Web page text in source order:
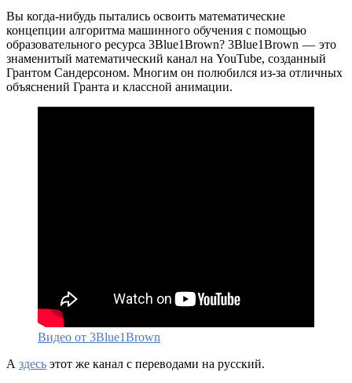
Вы когда-нибудь пытались освоить математические
концепции алгоритма машинного обучения с помощью
образовательного ресурса 3Blue1Brown? 3Blue1Brown — это
знаменитый математический канал на YouTube, созданный
Грантом Сандерсоном. Многим он полюбился из-за отличных
объяснений Гранта и классной анимации.
Видео от 3Blue1Brown
А здесь этот же канал с переводами на русский.